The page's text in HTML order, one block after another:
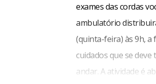
exames das cordas
ambulatório
(quinta-feira) às 9h,
cuidados que se
andar. A atividade é